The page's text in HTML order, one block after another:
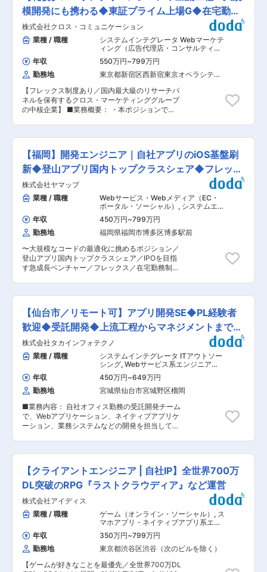
ら、楽しく、かつレベルの高い環境でご就業いた
だきます。 ■働き方 ・残業平均１０〜２０時間
・フル出社 ■自社プロダクト ＜mirumone＞ 「ラ
イブ配信×オークション×唯一性×事前告知」の４
つの要素が合わさったライブオークションサービ
スです ＜ミヤマアユミのイラストアプリ＞ SNS
フォロワー数11万人越えのイラストレーター・ミ
ヤマアユミさんの描き下ろしイラストが入手でき
ます ＜コスパチェッカー＞ 会議参加メンバーの
時給と会議室利用料から、会議にかかるコストを
把握できます。参加者全員に会議のコスパを意識
させることが可能です
ンフォテインメント（IVI）システムに統合でき
る、アプリとサービスのコレクションのこと。 ■
当社での取り組み 質の高い教育研修を実現するた
めに、社内インストラクターの育成やリスキリン
グにも力を入れています。これにより、社員一人
ひとりの成長を促進し、キャリアビジョンの実現
を支援しています。 ■研修施設 当社の教育訓練
施設では、半導体製造装置の実機を使った設備技
術教育や配属前研修、設計技術基礎教育（3D-
CAD）など、専門性の高い技術者の育成を行って
います。これにより、多様な業種で活躍できるス
キルを身に付けることができます。 また、全国各
地に教育訓練施設を持ち、地域に根ざした人材育
できる環境をご用意しています。 ■当社について
1971年の創業以来、当社は製造系人材サービスの
パイオニア企業として、産業界と労働市場の発展
に貢献してまいりました。長年培ってきたノウハ
ウを活かし、製造派遣、製造請負、人材紹介など
の幅広い人材サービスを提供しています。全国に
広がるネットワークを活かし、大手メーカーから
専門性の高い企業まで、多様な活躍のステージを
提供しています。 ■グループ方針 当社グループ
は「働く機会と希望を創出する」というミッショ
ンに基づき、企業と人の成長を支援する人材ソリ
ューションサービスで、働く人が働きがいを持
ち、成長していける職場を作り上げていくととも
スの提供を目指し、「高い成長力のある企業グル
ープに変革する」ための取り組みを推進していま
模開発にも携わる◆東証プライム上場G◆在宅勤務
可
株式会社クロス・コミュニケーション
業種 / 職種
システムインテグレータ Webマーケテ
ィング（広告代理店・コンサルティン
グ・制作）, Webサービス系エンジニ
ア（フロントエンド・サーバーサイ
ド・フルスタック） スマホアプリ・ネ
年収 550万円~799万円
勤務地
東京都新宿区西新宿東京オペラシティ
【フレックス制度あり／国内最大級のリサーチパ
ネルを保有するクロス・マーケティンググループ
の中核企業】 ■業務概要： ・本ポジションで
にも携わることが可能です。 ・選考を通じて、ご
自身のスキル・ご志向に合わせて、より「システ
ムエンジニア」寄りの役割（要件定義、アーキテ
クチャ設計、顧客折衝など）または「プログラマ
ー」寄りの役割（設計・実装、技術探究など）で
のアサインを柔軟に検討いたします。 ・また近年
ではクライアントの開発体制強化を目的とした内
製化支援のご依頼も増加しており、技術支援やチ
ームビルディングの観点のプロジェクトにも携わ
っていただく可能性がございます。 ■業務詳細：
スマホアプリエンジニアとして、以下の工程に携
わっていただきます。 【具体的には】 ・要件定
義・仕様設計 ・開発言語・フレームワーク・アー
キテクチャの選定 ・iOS（Swift）または
Android（Kotlin）アプリの開発実装 ・コードレ
ビューおよび単体テストの実施 ・顧客との仕様調
運用支援 など 部署間を超えて、マーケティング
リサーチ等を行った上で開発プロジェクトを進め
ることもあり、お客様やユーザーに喜ばれる高品
質なものづくりに携わりたい方には最適な環境で
す。 ※スキル・ご志向性に応じて自社内の案件に
アサイン予定です。 ※スマホアプリ開発だけでは
なく、望むキャリアに合わせてフルスタックに対
応いただくことも可能です。ご自身のスキルの幅
を広げ、マルチにご活躍できる環境です。 ■開発
環境： ・インフラ：AWS, オンプレミス ・OS：
RHEL/CentOS, AmazonLinux ・言語：PHP,
Java, JavaScript, Swift, Kotlin, Python ・開発ツ
ール：Git, Jenkins, Ansible, Vagrant, Ansible,
ン・プロジェクト管理：Redmine, Chatwork,
Slack, Zabbix, Nagios 変更の範囲：会社の定める
【福岡】開発エンジニア｜自社アプリのiOS基盤刷
新◆登山アプリ国内トップクラスシェア◆フレック
ス
株式会社ヤマップ
業種 / 職種
Webサービス・Webメディア（EC・
ポータル・ソーシャル） , システムエン
ジニア（Web・オープン系・パッケー
ジ開発） スマホアプリ・ネイティブア
プリ系エンジニア
年収 450万円~799万円
勤務地
福岡県福岡市博多区博多駅前
〜大規模なコードの最適化に挑めるポジション／
登山アプリ国内トップクラスシェア／IPOを目指
す急成長ベンチャー／フレックス／在宅勤務制度
ドアアプリ「YAMAP」のiOS版において、次の10
年を見据えたアプリ全体の基盤刷新、および新機
能の設計・開発をご担当いただきます。 大規模な
コードの最適化に挑めるポジションです。 ■具体
的には ・iOSアプリケーションの品質向上および
モダンなアーキテクチャの推進 ・ユーザー体験を
向上させるための新機能開発 ・Objective-Cから
Swiftへのリプレイス、およびSwiftConcurrency
への移行 ・Xcode26対応、Swift5→6対応、
Liquid Glass対応 ■充実した福利厚生 ◎そとあそ
び支援金：半年に一度アウトドアやキャンプ等に
かかった費用を補助 ◎アウトドア用品貫出：会社
にある豊冨なアウトドア用品を無料貸出 ◎社員割
引制度：ECサイトでの購入の際には社貝割引を適
用 ◎社内登山：平日の業務時間を使って希望者を
集い、みんなで登山をしています。（レンタカー
ライフがより安全に、より楽しく、より豊かにな
ることを願って2013年に設立いたしました。 ◇
登山ルートから外れたことをお知らせする「ルー
ト外れ警告」、帰りを待つ家族と登山中の位置情
報を共有できる「みまもり機能」など、使い手に
とことん寄り添った革新的なサービス開発を続け
ています。 ◇登山アプリ国内トップクラスシェア
という強みを最大限に活かし、登山・アウトドア
領域に特化した企画を実施できることが私たちの
強みです。 ◇アプリ・自社Webメディアを中心と
した複数チャネルを活用し、中長期的なブランド
【仙台市／リモート可】アプリ開発SE◆PL経験者
歓迎◆受託開発◆上流工程からマネジメントまで挑
戦可
株式会社タカインフォテクノ
業種 / 職種
システムインテグレータ ITアウトソー
シング, Webサービス系エンジニア
（フロントエンド・サーバーサイド・
フルスタック） スマホアプリ・ネイテ
ィブアプリ系エンジニア
年収 450万円~649万円
勤務地
宮城県仙台市宮城野区榴岡
■業務内容： 自社オフィス勤務の受託開発チーム
で、Webアプリケーション、ネイティブアプリケ
ーション、業務システムなどの開発を担当してい
広い工程に携わります。ご経験に応じて、プロジ
ェクトリーダーとして進捗管理やメンバー育成、
顧客折衝などのマネジメント業務もお任せしま
す。 さらに、PMへのキャリアアップを目指す方
には、プロジェクト計画策定やリスク管理など、
マネジメントスキルを磨ける環境を提供します。
■プロジェクト例： ◇Webサービスや業務システ
ムの開発（Java、PHP、Python、JavaScript、
C#など） ◇ネイティブアプリやAPIの設計・開発
（iOS／Android、Swift／Kotlin） ◇社内業務シ
ステムのクラウド移行対応（AWS、Azure）
◇ECサイト、ポータルサイトなどのBtoC向けシ
ステム開発 ■開発環境例： ◇言語：Java、
【クライアントエンジニア | 自社IP】全世界700万
DL突破のRPG『ラストクラウディア』など運営
株式会社アイディス
業種 / 職種
ゲーム（オンライン・ソーシャル） , ス
マホアプリ・ネイティブアプリ系エン
ジニア ゲームプログラマ
年収 350万円~799万円
勤務地
東京都渋谷区渋谷（次のビルを除く）
【ゲームが好きなことを最優先／全世界700万DL